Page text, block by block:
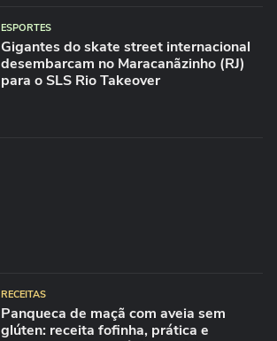
ESPORTES
Gigantes do skate street internacional
desembarcam no Maracanãzinho (RJ)
para o SLS Rio Takeover
RECEITAS
Panqueca de maçã com aveia sem
glúten: receita fofinha, prática e